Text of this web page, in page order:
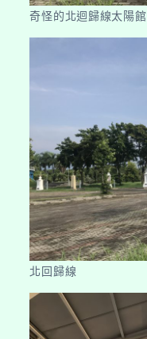
奇怪的北迴歸線太陽館
北回歸線